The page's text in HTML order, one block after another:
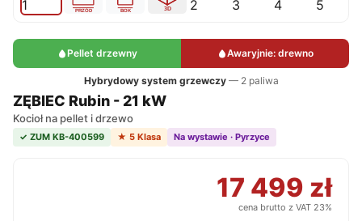
Pellet drzewny Awaryjnie: drewno
Hybrydowy system grzewczy— 2 paliwa
ZĘBIEC Rubin - 21 kW
Kocioł na pellet i drzewo
✓ ZUM KB-400599 ★ 5 Klasa Na wystawie · Pyrzyce
17 499 zł
cena brutto z VAT 23%